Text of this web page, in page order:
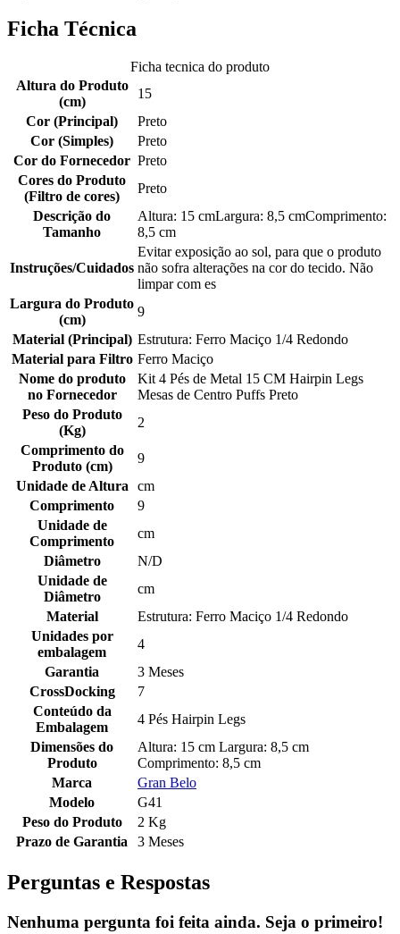
Ficha Técnica
Ficha tecnica do produto
Altura do Produto
(cm)
15
Cor (Principal)
Preto
Cor (Simples)
Preto
Cor do Fornecedor Preto
Cores do Produto
(Filtro de cores)
Preto
Descrição do
Tamanho
Altura: 15 cmLargura: 8,5 cmComprimento:
8,5 cm
Instruções/Cuidados
Evitar exposição ao sol, para que o produto
não sofra alterações na cor do tecido. Não
limpar com es
Largura do Produto
(cm)
9
Material (Principal) Estrutura: Ferro Maciço 1/4 Redondo
Material para Filtro Ferro Maciço
Nome do produto
no Fornecedor
Kit 4 Pés de Metal 15 CM Hairpin Legs
Mesas de Centro Puffs Preto
Peso do Produto
(Kg)
2
Comprimento do
Produto (cm)
9
Unidade de Altura
cm
Comprimento
9
Unidade de
Comprimento
cm
Diâmetro
N/D
Unidade de
Diâmetro
cm
Material
Estrutura: Ferro Maciço 1/4 Redondo
Unidades por
embalagem
4
Garantia
3 Meses
CrossDocking
7
Conteúdo da
Embalagem
4 Pés Hairpin Legs
Dimensões do
Produto
Altura: 15 cm Largura: 8,5 cm
Comprimento: 8,5 cm
Marca
Gran Belo
Modelo
G41
Peso do Produto
2 Kg
Prazo de Garantia
3 Meses
Perguntas e Respostas
Nenhuma pergunta foi feita ainda. Seja o primeiro!